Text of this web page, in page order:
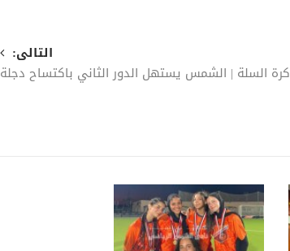
التالى:
كرة السلة | الشمس يستهل الدور الثاني باكتساح دجلة